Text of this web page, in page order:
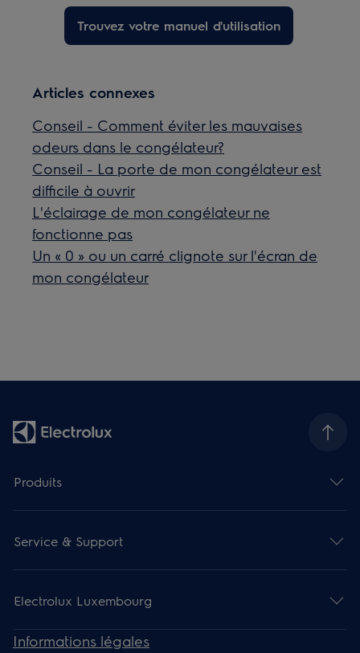
Trouvez votre manuel d'utilisation
Articles connexes
Conseil - Comment éviter les mauvaises
odeurs dans le congélateur?
Conseil - La porte de mon congélateur est
difficile à ouvrir
L'éclairage de mon congélateur ne
fonctionne pas
Un « 0 » ou un carré clignote sur l'écran de
mon congélateur
Produits
Service & Support
Electrolux Luxembourg
Informations légales